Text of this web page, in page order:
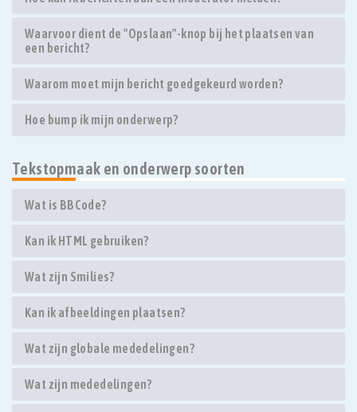
Waarvoor dient de "Opslaan"-knop bij het plaatsen van
een bericht?
Waarom moet mijn bericht goedgekeurd worden?
Hoe bump ik mijn onderwerp?
Tekstopmaak en onderwerp soorten
Wat is BBCode?
Kan ik HTML gebruiken?
Wat zijn Smilies?
Kan ik afbeeldingen plaatsen?
Wat zijn globale mededelingen?
Wat zijn mededelingen?